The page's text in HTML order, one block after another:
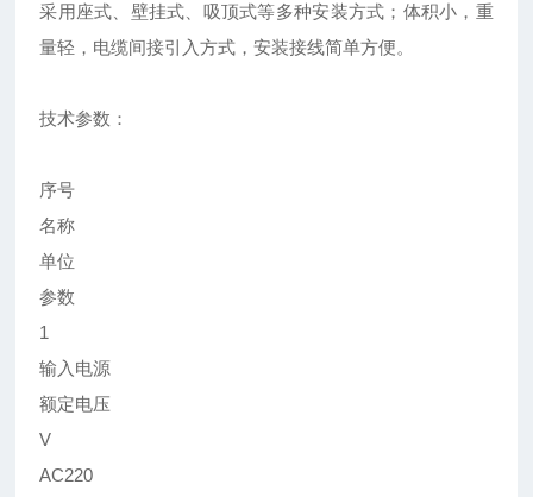
采用座式、壁挂式、吸顶式等多种安装方式；体积小，重
量轻，电缆间接引入方式，安装接线简单方便。
技术参数：
序号
名称
单位
参数
1
输入电源
额定电压
V
AC220